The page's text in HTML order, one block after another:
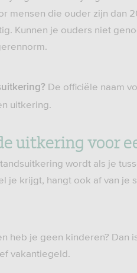
mensen die ouder zijn dan
Kunnen je ouders niet
De officiële naam
uitkering.
uitkering voor
wordt als je
je krijgt, hangt ook af van je
heb je geen kinderen?
vakantiegeld.